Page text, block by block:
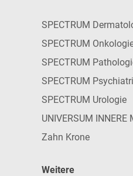
SPECTRUM
SPECTRUM
SPECTRUM
SPECTRUM
SPECTRUM Urologie
UNIVERSUM INNERE
Zahn Krone
Weitere